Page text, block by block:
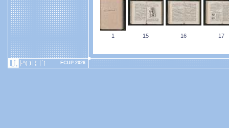
1 15 16 17
FCUP 2026